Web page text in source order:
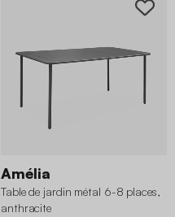
Amélia
Table de jardin métal 6-8 places,
anthracite